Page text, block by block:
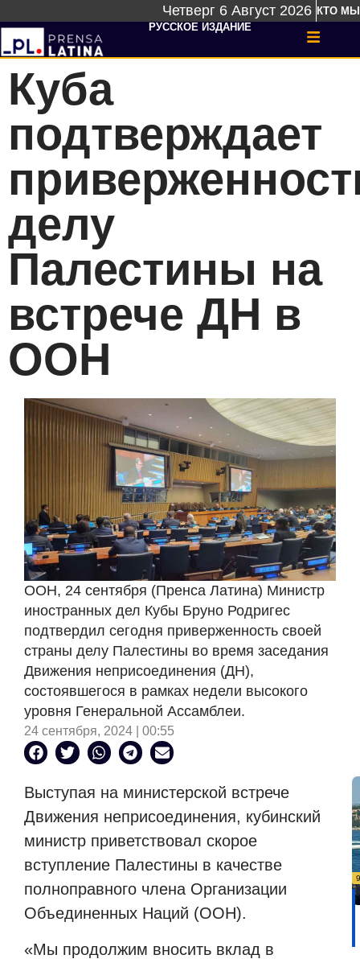
Четверг 6 Август 2026 КТО МЫ
РУССКОЕ ИЗДАНИЕ
Куба
подтверждает
делу
Палестины на
встрече ДН в
ООН
ООН, 24 сентября (Пренса Латина) Министр
иностранных дел Кубы Бруно Родригес
подтвердил сегодня приверженность своей
страны делу Палестины во время заседания
Движения неприсоединения (ДН),
состоявшегося в рамках недели высокого
уровня Генеральной Ассамблеи.
24 сентября, 2024 | 00:55
Выступая на министерской встрече
Движения неприсоединения, кубинский
министр приветствовал скорое
вступление Палестины в качестве
полноправного члена Организации
Объединенных Наций (ООН).
«Мы продолжим вносить вклад в